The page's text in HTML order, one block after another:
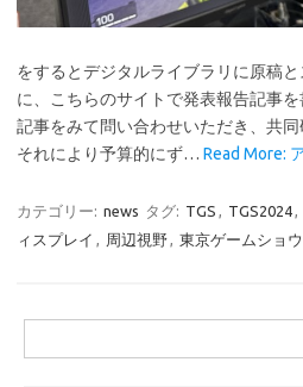
をするとデジタルライブラリに原稿
に、こちらのサイトで発表報告記事
記事をみて問い合わせいただき、共同
それにより予算的にず… Read More:
カテゴリー: news タグ: TGS , TGS2024,
ィスプレイ , 周辺視野, 東京ゲームショウ
索: